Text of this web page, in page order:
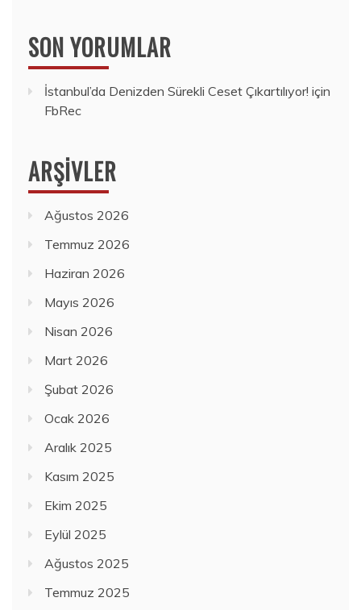
SON YORUMLAR
İstanbul’da Denizden Sürekli Ceset Çıkartılıyor! için
FbRec
ARŞIVLER
Ağustos 2026
Temmuz 2026
Haziran 2026
Mayıs 2026
Nisan 2026
Mart 2026
Şubat 2026
Ocak 2026
Aralık 2025
Kasım 2025
Ekim 2025
Eylül 2025
Ağustos 2025
Temmuz 2025